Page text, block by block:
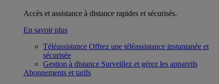
Accès et assistance à distance rapides et sécurisés.
En savoir plus
Téléassistance Offrez une téléassistance instantanée et
sécurisée
Gestion à distance Surveillez et gérez les appareils
Abonnements et tarifs